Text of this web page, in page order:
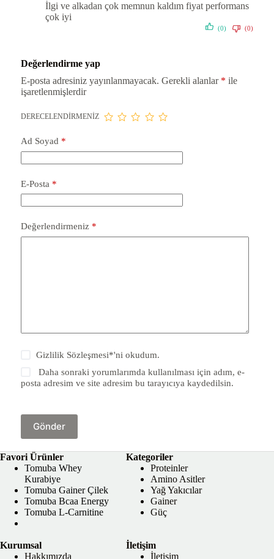
İlgi ve alkadan çok memnun kaldım fiyat performans
çok iyi
(0) (0)
Değerlendirme yap
E-posta adresiniz yayınlanmayacak. Gerekli alanlar * ile
işaretlenmişlerdir
DERECELENDIRMENIZ
Ad Soyad *
E-Posta *
Değerlendirmeniz *
Gizlilik Sözleşmesi*'ni okudum.
Daha sonraki yorumlarımda kullanılması için adım, e-
posta adresim ve site adresim bu tarayıcıya kaydedilsin.
Gönder
Favori Ürünler
Tomuba Whey
Kurabiye
Tomuba Gainer Çilek
Tomuba Bcaa Energy
Tomuba L-Carnitine
Kategoriler
Proteinler
Amino Asitler
Yağ Yakıcılar
Gainer
Güç
Kurumsal
Hakkımızda
İletişim
İletişim